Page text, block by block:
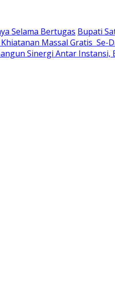
Selama Bertugas Bupati
Massal Gratis Se-
Sinergi Antar Instansi,